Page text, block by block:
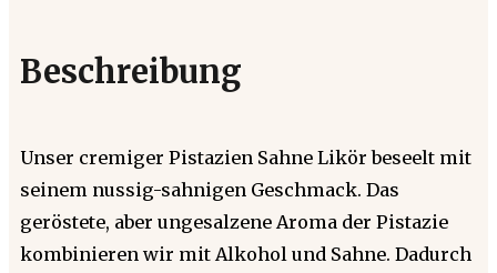
Beschreibung
Unser cremiger Pistazien Sahne Likör beseelt mit
seinem nussig-sahnigen Geschmack. Das
geröstete, aber ungesalzene Aroma der Pistazie
kombinieren wir mit Alkohol und Sahne. Dadurch